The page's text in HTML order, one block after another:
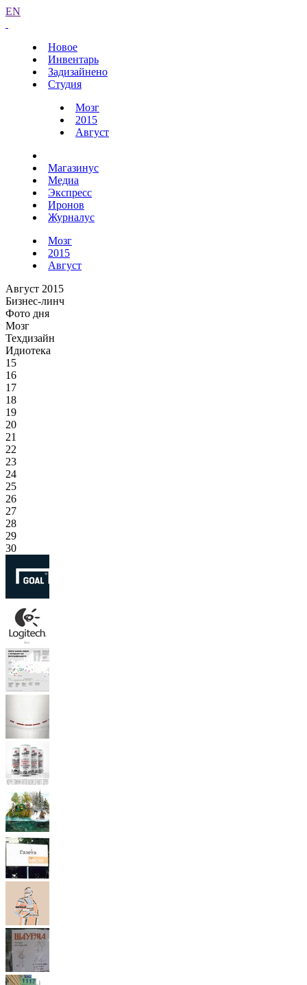
EN
Новое
Инвентарь
Задизайнено
Студия
Мозг
2015
Август
Магазинус
Медиа
Экспресс
Иронов
Журналус
Мозг
2015
Август
Август 2015
Бизнес-линч
Фото дня
Мозг
Техдизайн
Идиотека
15
16
17
18
19
20
21
22
23
24
25
26
27
28
29
30